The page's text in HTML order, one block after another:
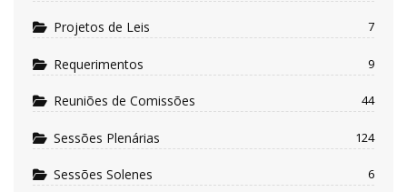
Projetos de Leis 7
Requerimentos 9
Reuniões de Comissões 44
Sessões Plenárias 124
Sessões Solenes 6